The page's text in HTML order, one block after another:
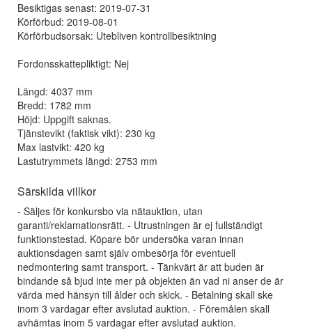
Besiktigas senast: 2019-07-31
Körförbud: 2019-08-01
Körförbudsorsak: Utebliven kontrollbesiktning
Fordonsskattepliktigt: Nej
Längd: 4037 mm
Bredd: 1782 mm
Höjd: Uppgift saknas.
Tjänstevikt (faktisk vikt): 230 kg
Max lastvikt: 420 kg
Lastutrymmets längd: 2753 mm
Särskilda villkor
- Säljes för konkursbo via nätauktion, utan
garanti/reklamationsrätt. - Utrustningen är ej fullständigt
funktionstestad. Köpare bör undersöka varan innan
auktionsdagen samt själv ombesörja för eventuell
nedmontering samt transport. - Tänkvärt är att buden är
bindande så bjud inte mer på objekten än vad ni anser de är
värda med hänsyn till ålder och skick. - Betalning skall ske
inom 3 vardagar efter avslutad auktion. - Föremålen skall
avhämtas inom 5 vardagar efter avslutad auktion.